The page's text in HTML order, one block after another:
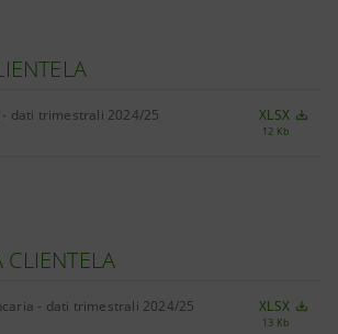
dati trimestrali 2024/25 XLSX
12 Kb
CLIENTELA
- dati trimestrali 2024/25 XLSX
13 Kb